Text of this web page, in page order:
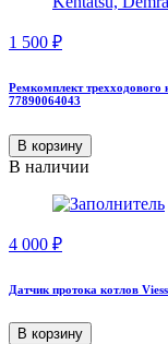
1 500 ₽
Ремкомплект трехходового
77890064043
В корзину
В наличии
4 000 ₽
Датчик протока котлов
В корзину